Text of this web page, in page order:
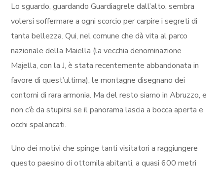
Lo sguardo, guardando Guardiagrele dall’alto, sembra
volersi soffermare a ogni scorcio per carpire i segreti di
tanta bellezza. Qui, nel comune che dà vita al parco
nazionale della Maiella (la vecchia denominazione
Majella, con la J, è stata recentemente abbandonata in
favore di quest’ultima), le montagne disegnano dei
contorni di rara armonia. Ma del resto siamo in Abruzzo, e
non c’è da stupirsi se il panorama lascia a bocca aperta e
occhi spalancati.
Uno dei motivi che spinge tanti visitatori a raggiungere
questo paesino di ottomila abitanti, a quasi 600 metri